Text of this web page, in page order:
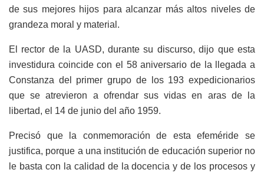
de sus mejores hijos para alcanzar más altos niveles de
grandeza moral y material.
El rector de la UASD, durante su discurso, dijo que esta
investidura coincide con el 58 aniversario de la llegada a
Constanza del primer grupo de los 193 expedicionarios
que se atrevieron a ofrendar sus vidas en aras de la
libertad, el 14 de junio del año 1959.
Precisó que la conmemoración de esta efeméride se
justifica, porque a una institución de educación superior no
le basta con la calidad de la docencia y de los procesos y